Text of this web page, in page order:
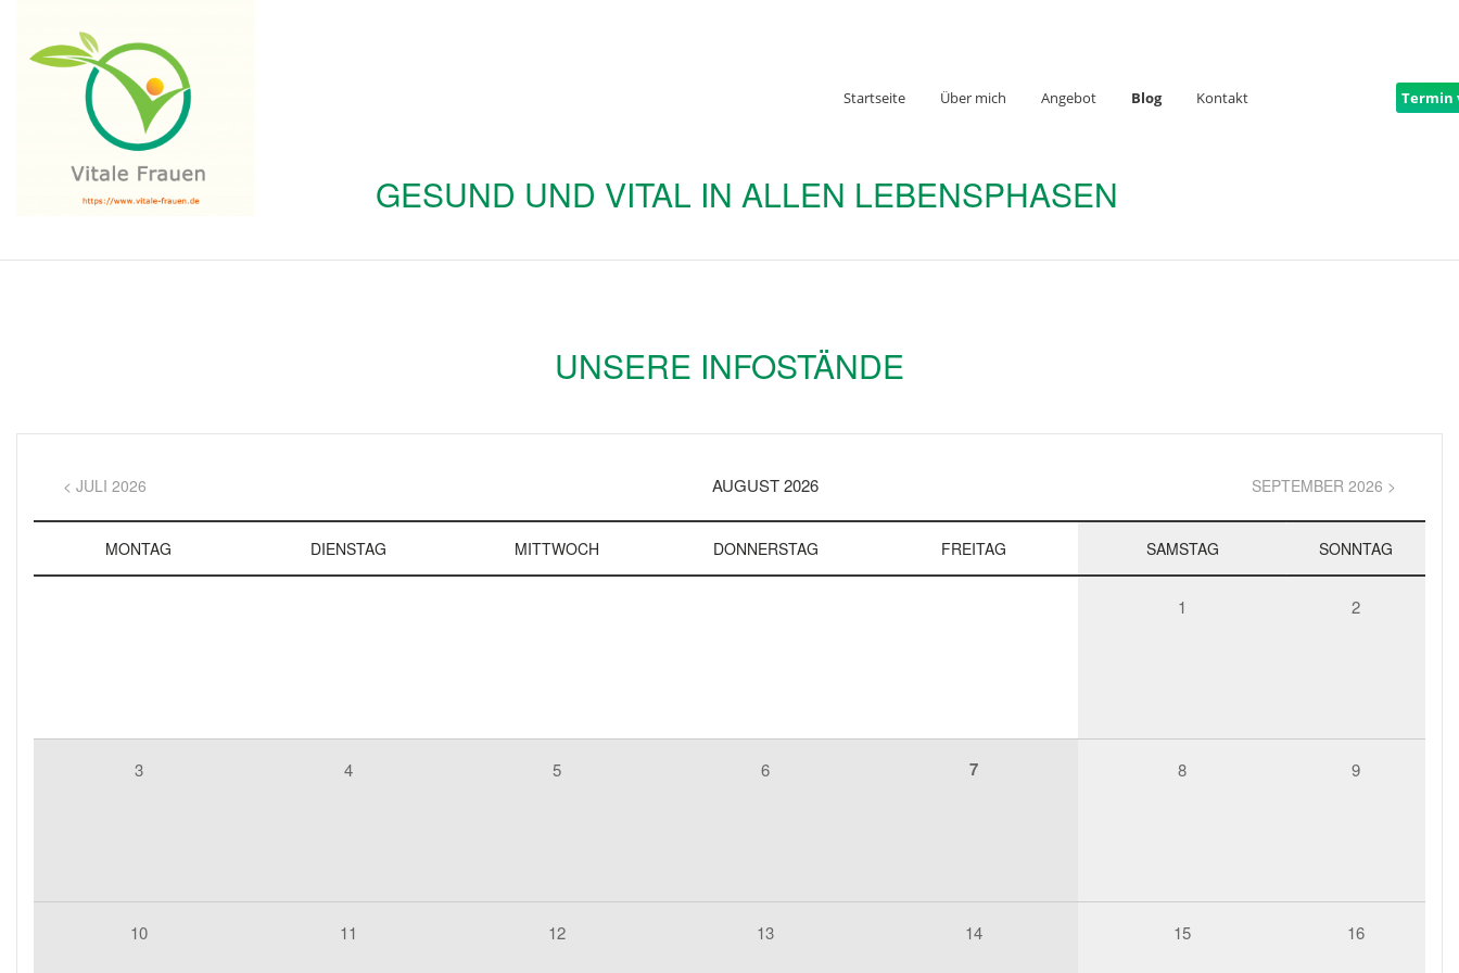
GESUND UND VITAL IN ALLEN LEBENSPHASEN
Startseite Über mich Angebot Blog Kontakt Termin
UNSERE INFOSTÄNDE
< JULI 2026 AUGUST 2026 SEPTEMBER 2026 >
MONTAG DIENSTAG MITTWOCH DONNERSTAG FREITAG SAMSTAG SONNTAG
1 2
3 4 5 6 7 8 9
10 11 12 13 14 15 16